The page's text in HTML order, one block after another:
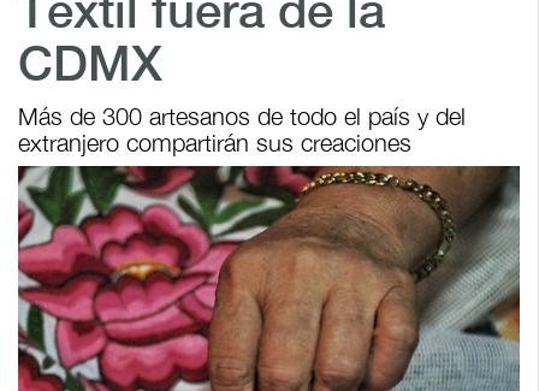
Textil fuera de la
CDMX
Más de 300 artesanos de todo el país y del
extranjero compartirán sus creaciones